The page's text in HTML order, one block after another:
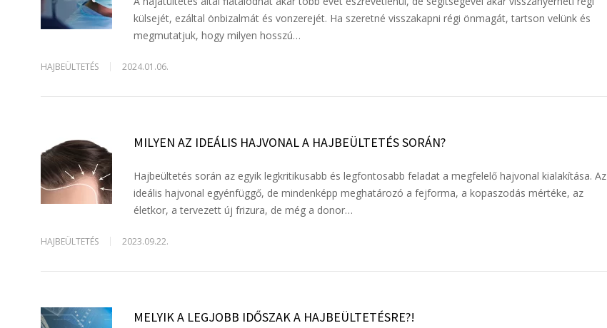
külsejét, ezáltal önbizalmát és vonzerejét. Ha szeretné visszakapni régi önmagát, tartson velünk és
megmutatjuk, hogy milyen hosszú…
HAJBEÜLTETÉS 2024.01.06.
MILYEN AZ IDEÁLIS HAJVONAL A HAJBEÜLTETÉS SORÁN?
Hajbeültetés során az egyik legkritikusabb és legfontosabb feladat a megfelelő hajvonal kialakítása. Az
ideális hajvonal egyénfüggő, de mindenképp meghatározó a fejforma, a kopaszodás mértéke, az
életkor, a tervezett új frizura, de még a donor…
HAJBEÜLTETÉS 2023.09.22.
MELYIK A LEGJOBB IDŐSZAK A HAJBEÜLTETÉSRE?!